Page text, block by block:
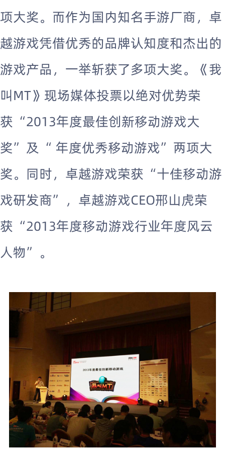
项大奖。而作为国内知名手游厂商，卓
越游戏凭借优秀的品牌认知度和杰出的
游戏产品，一举斩获了多项大奖。《我
叫MT》现场媒体投票以绝对优势荣
获“2013年度最佳创新移动游戏大
奖”及“ 年度优秀移动游戏”两项大
奖。同时，卓越游戏荣获“十佳移动游
戏研发商”，卓越游戏CEO邢山虎荣
获“2013年度移动游戏行业年度风云
人物”。